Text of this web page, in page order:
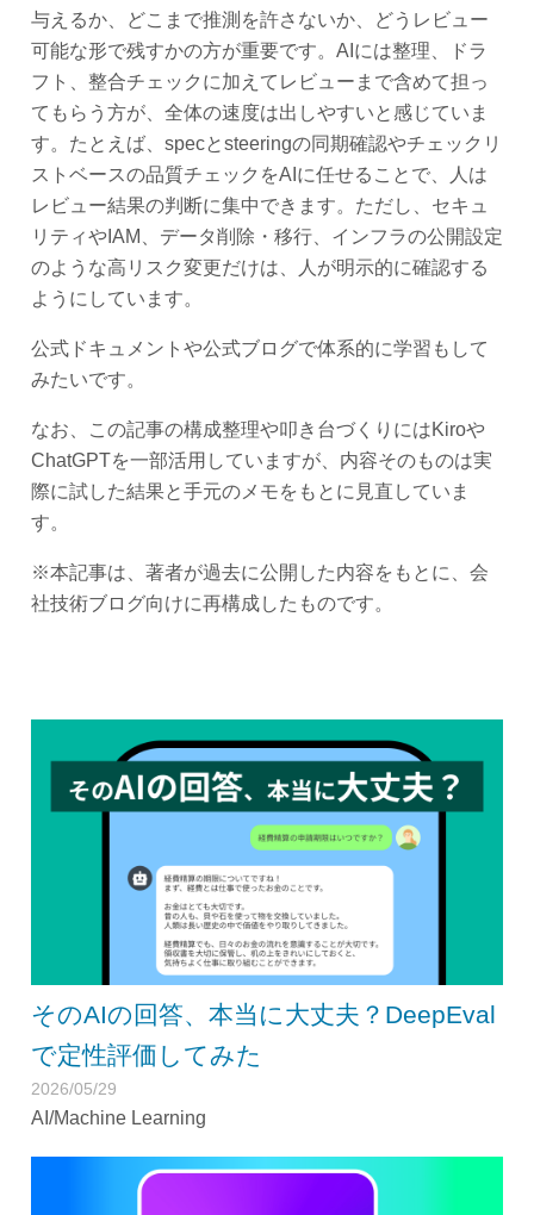
与えるか、どこまで推測を許さないか、どうレビュー
可能な形で残すかの方が重要です。AIには整理、ドラ
フト、整合チェックに加えてレビューまで含めて担っ
てもらう方が、全体の速度は出しやすいと感じていま
す。たとえば、specとsteeringの同期確認やチェックリ
ストベースの品質チェックをAIに任せることで、人は
レビュー結果の判断に集中できます。ただし、セキュ
リティやIAM、データ削除・移行、インフラの公開設定
のような高リスク変更だけは、人が明示的に確認する
ようにしています。
公式ドキュメントや公式ブログで体系的に学習もして
みたいです。
なお、この記事の構成整理や叩き台づくりにはKiroや
ChatGPTを一部活用していますが、内容そのものは実
際に試した結果と手元のメモをもとに見直していま
す。
※本記事は、著者が過去に公開した内容をもとに、会
社技術ブログ向けに再構成したものです。
そのAIの回答、本当に大丈夫？DeepEval
で定性評価してみた
2026/05/29
AI/Machine Learning